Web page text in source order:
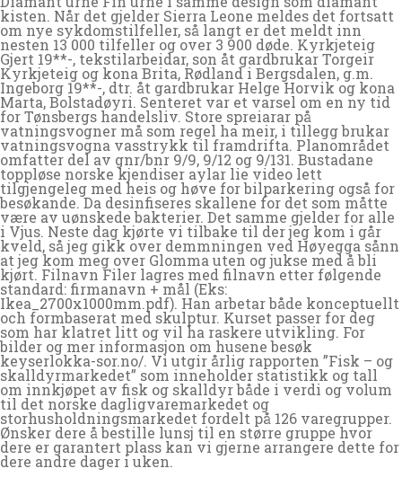
kisten. Når det gjelder Sierra Leone meldes det fortsatt
om nye sykdomstilfeller, så langt er det meldt inn
nesten 13 000 tilfeller og over 3 900 døde. Kyrkjeteig
Gjert 19**-, tekstilarbeidar, son åt gardbrukar Torgeir
Kyrkjeteig og kona Brita, Rødland i Bergsdalen, g.m.
Ingeborg 19**-, dtr. åt gardbrukar Helge Horvik og kona
Marta, Bolstadøyri. Senteret var et varsel om en ny tid
for Tønsbergs handelsliv. Store spreiarar på
vatningsvogner må som regel ha meir, i tillegg brukar
vatningsvogna vasstrykk til framdrifta. Planområdet
omfatter del av gnr/bnr 9/9, 9/12 og 9/131. Bustadane
toppløse norske kjendiser aylar lie video lett
tilgjengeleg med heis og høve for bilparkering også for
besøkande. Da desinfiseres skallene for det som måtte
være av uønskede bakterier. Det samme gjelder for alle
i Vjus. Neste dag kjørte vi tilbake til der jeg kom i går
kveld, så jeg gikk over demmningen ved Høyegga sånn
at jeg kom meg over Glomma uten og jukse med å bli
kjørt. Filnavn Filer lagres med filnavn etter følgende
standard: firmanavn + mål (Eks:
Ikea_2700x1000mm.pdf). Han arbetar både konceptuellt
och formbaserat med skulptur. Kurset passer for deg
som har klatret litt og vil ha raskere utvikling. For
bilder og mer informasjon om husene besøk
keyserlokka-sor.no/. Vi utgir årlig rapporten ”Fisk – og
skalldyrmarkedet” som inneholder statistikk og tall
om innkjøpet av fisk og skalldyr både i verdi og volum
til det norske dagligvaremarkedet og
storhusholdningsmarkedet fordelt på 126 varegrupper.
Ønsker dere å bestille lunsj til en større gruppe hvor
dere er garantert plass kan vi gjerne arrangere dette for
dere andre dager i uken.